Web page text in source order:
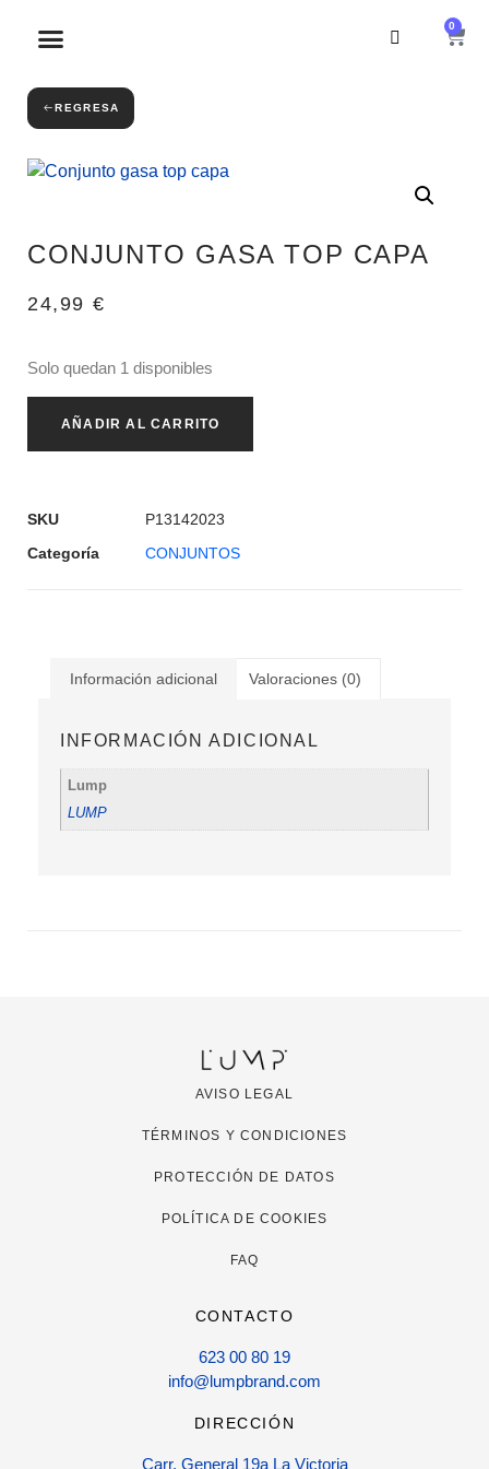
0
REGRESA
CONJUNTO GASA TOP CAPA
24,99 €
Solo quedan 1 disponibles
AÑADIR AL CARRITO
SKU
P13142023
Categoría
CONJUNTOS
Información adicional Valoraciones (0)
INFORMACIÓN ADICIONAL
Lump
LUMP
AVISO LEGAL
TÉRMINOS Y CONDICIONES
PROTECCIÓN DE DATOS
POLÍTICA DE COOKIES
FAQ
CONTACTO
623 00 80 19
info@lumpbrand.com
DIRECCIÓN
Carr. General 19a La Victoria